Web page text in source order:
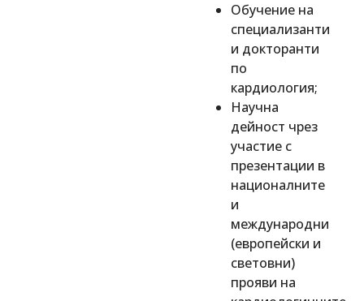
Обучение на
специализанти
и докторанти
по
кардиология;
Научна
дейност чрез
участие с
презентации в
националните
и
международни
(европейски и
световни)
прояви на